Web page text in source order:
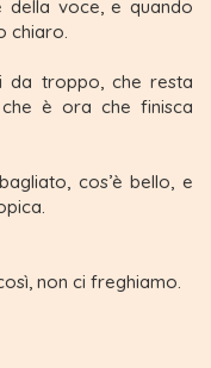
della voce, e quando
chiaro.
da troppo, che resta
è ora che finisca
cos’è bello, e
non ci freghiamo.